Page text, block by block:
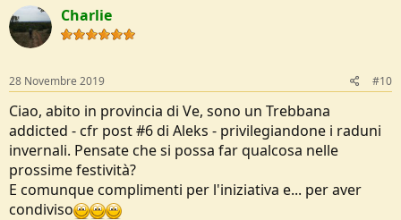
Charlie
28 Novembre 2019 #10
Ciao, abito in provincia di Ve, sono un Trebbana
addicted - cfr post #6 di Aleks - privilegiandone i raduni
invernali. Pensate che si possa far qualcosa nelle
prossime festività?
E comunque complimenti per l'iniziativa e... per aver
condiviso